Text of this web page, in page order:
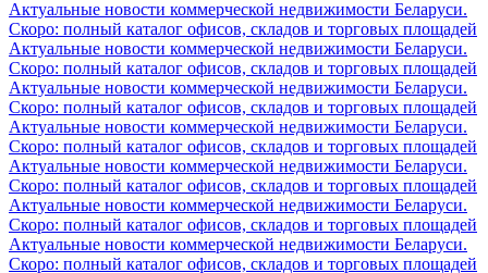
Актуальные новости коммерческой недвижимости Беларуси.
Скоро: полный каталог офисов, складов и торговых площадей
Актуальные новости коммерческой недвижимости Беларуси.
Скоро: полный каталог офисов, складов и торговых площадей
Актуальные новости коммерческой недвижимости Беларуси.
Скоро: полный каталог офисов, складов и торговых площадей
Актуальные новости коммерческой недвижимости Беларуси.
Скоро: полный каталог офисов, складов и торговых площадей
Актуальные новости коммерческой недвижимости Беларуси.
Скоро: полный каталог офисов, складов и торговых площадей
Актуальные новости коммерческой недвижимости Беларуси.
Скоро: полный каталог офисов, складов и торговых площадей
Актуальные новости коммерческой недвижимости Беларуси.
Скоро: полный каталог офисов, складов и торговых площадей